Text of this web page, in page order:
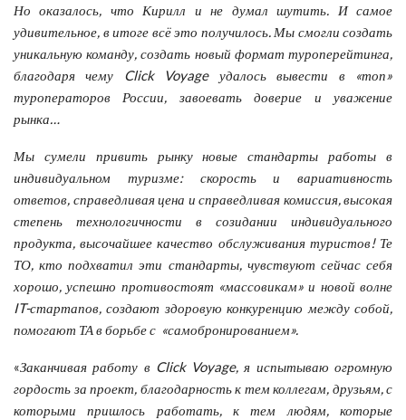
Но оказалось, что Кирилл и не думал шутить. И самое
удивительное, в итоге всё это получилось. Мы смогли создать
уникальную команду, создать новый формат туроперейтинга,
благодаря чему Click Voyage удалось вывести в «топ»
туроператоров России, завоевать доверие и уважение
рынка…
Мы сумели привить рынку новые стандарты работы в
индивидуальном туризме: скорость и вариативность
ответов, справедливая цена и справедливая комиссия, высокая
степень технологичности в созидании индивидуального
продукта, высочайшее качество обслуживания туристов! Те
ТО, кто подхватил эти стандарты, чувствуют сейчас себя
хорошо, успешно противостоят «массовикам» и новой волне
IT-стартапов, создают здоровую конкуренцию между собой,
помогают ТА в борьбе с «самобронированием».
«Заканчивая работу в Click Voyage, я испытываю огромную
гордость за проект, благодарность к тем коллегам, друзьям, с
которыми пришлось работать, к тем людям, которые